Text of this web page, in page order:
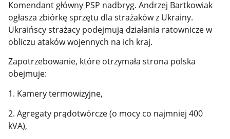
Komendant główny PSP nadbryg. Andrzej Bartkowiak
ogłasza zbiórkę sprzętu dla strażaków z Ukrainy.
Ukraińscy strażacy podejmują działania ratownicze w
obliczu ataków wojennych na ich kraj.
Zapotrzebowanie, które otrzymała strona polska
obejmuje:
1. Kamery termowizyjne,
2. Agregaty prądotwórcze (o mocy co najmniej 400
kVA),